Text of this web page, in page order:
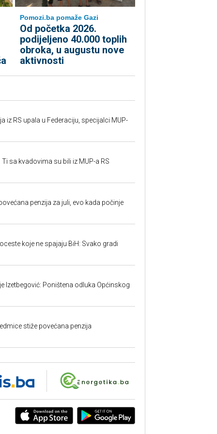
Pomozi.ba pomaže Gazi
Od početka 2026.
podijeljeno 40.000 toplih
obroka, u augustu nove
aktivnosti
iz RS upala u Federaciju, specijalci MUP-
sa kvadovima su bili iz MUP-a RS
penzija za juli, evo kada počinje
koje ne spajaju BiH: Svako gradi
Izetbegović: Poništena odluka Općinskog
stiže povećana penzija